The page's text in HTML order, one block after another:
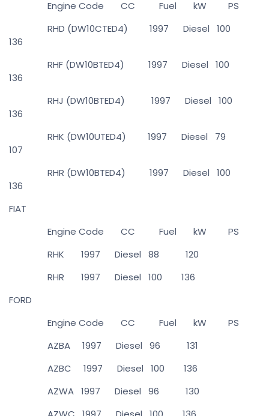
Engine Code CC Fuel kW PS
RHD (DW10CTED4) 1997 Diesel 100
136
RHF (DW10BTED4) 1997 Diesel 100
136
RHJ (DW10BTED4) 1997 Diesel 100
136
RHK (DW10UTED4) 1997 Diesel 79
107
RHR (DW10BTED4) 1997 Diesel 100
136
FIAT
Engine Code CC Fuel kW PS
RHK 1997 Diesel 88 120
RHR 1997 Diesel 100 136
FORD
Engine Code CC Fuel kW PS
AZBA 1997 Diesel 96 131
AZBC 1997 Diesel 100 136
AZWA 1997 Diesel 96 130